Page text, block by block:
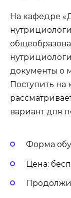
На кафедре
документы о
Поступить на
вариант для
Форма
Цена: